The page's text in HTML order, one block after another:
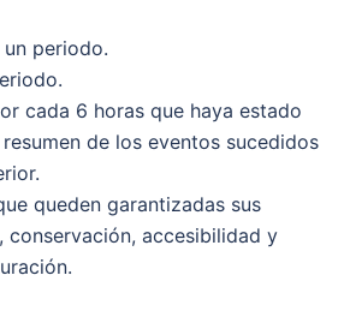
periodo.
cada 6 horas que haya estado
de los eventos sucedidos
queden garantizadas sus
accesibilidad y